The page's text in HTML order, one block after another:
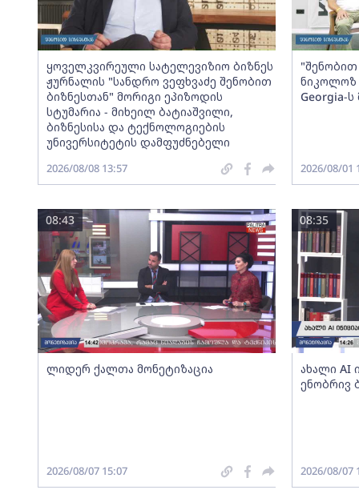
ყოველკვირეული სატელევიზიო ბიზნეს
ჟურნალის "სანდრო ვეფხვაძე შენობით
ბიზნესთან" მორიგი ეპიზოდის
სტუმარია - მიხეილ ბატიაშვილი,
ბიზნესისა და ტექნოლოგიების
უნივერსიტეტის დამფუძნებელი
2026/08/08 13:57
"შენობით
ნიკოლოზ
Georgia-
2026/08/01
ლიდერ ქალთა მონეტიზაცია
08:43
2026/08/07 15:07
ახალი AI
ენობრივ
08:35
2026/08/07